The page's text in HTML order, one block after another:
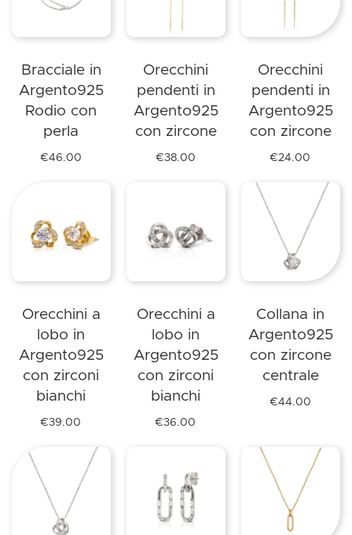
Le
essere
scelte
nella
pagina
del
Bracciale in
Argento925
Rodio con
perla
€46.00
Orecchini
pendenti in
Argento925
con zircone
€38.00
più
possono
essere
scelte
nella
pagina
del
Orecchini
pendenti in
Argento925
con zircone
€24.00
prodotto
più
varianti.
possono
essere
scelte
nella
pagina
Orecchini a
lobo in
Argento925
con zirconi
bianchi
€39.00
prodotto
più
varianti.
Orecchini a
lobo in
Argento925
con zirconi
bianchi
€36.00
ha
più
varianti.
Collana in
Argento925
con zircone
centrale
€44.00
più
varianti.
Le